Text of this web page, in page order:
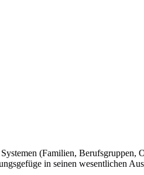
(Familien, Berufsgruppen,
in seinen wesentlichen